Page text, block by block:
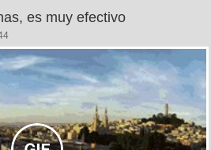
es muy efectivo